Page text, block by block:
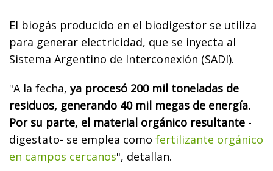
El biogás producido en el biodigestor se utiliza
para generar electricidad, que se inyecta al
Sistema Argentino de Interconexión (SADI).
"A la fecha,ya procesó 200 mil toneladas de
residuos, generando 40 mil megas de energía.
Por su parte, el material orgánico resultante -
digestato- se emplea como fertilizante orgánico
en campos cercanos", detallan.